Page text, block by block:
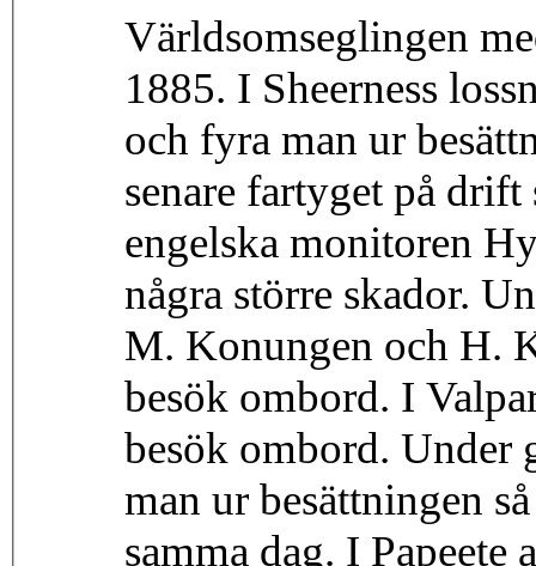
Världsomseglingen
1885. I Sheerness
och fyra man ur
senare fartyget på
engelska monitoren
några större skador.
M. Konungen och H.
besök ombord. I
besök ombord. Under
man ur besättningen
samma dag. I